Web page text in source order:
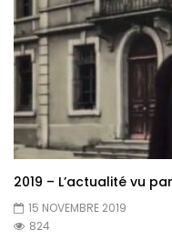
2019 – L’actualité vu
15 NOVEMBRE 2019
824